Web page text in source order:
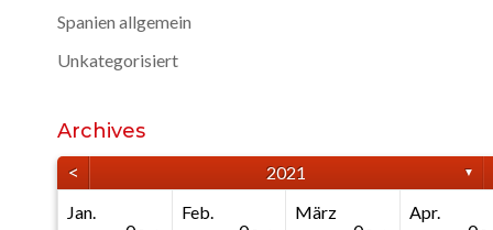
Spanien allgemein
Unkategorisiert
Archives
<
2021 ▼
Jan.
Feb.
März
Apr.